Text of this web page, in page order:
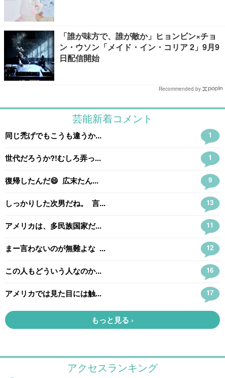
「誰が味方で、誰が敵か」ヒョンビン×チョ
ン・ウソン「メイド・イン・コリア 2」9月9
日配信開始
Recommended by
アクセスランキング